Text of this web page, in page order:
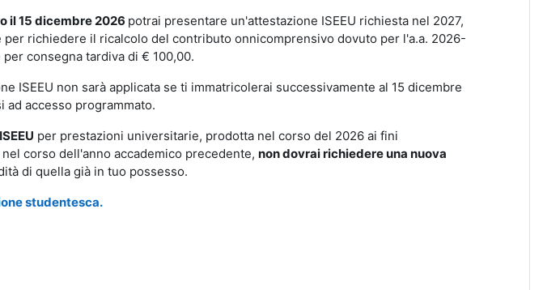
il 15 dicembre 2026 potrai presentare un'attestazione ISEEU richiesta nel 2027,
richiedere il ricalcolo del contributo onnicomprensivo dovuto per l'a.a. 2026-
consegna tardiva di € 100,00.
ISEEU non sarà applicata se ti immatricolerai successivamente al 15 dicembre
accesso programmato.
per prestazioni universitarie, prodotta nel corso del 2026 ai fini
corso dell'anno accademico precedente, non dovrai richiedere una nuova
di quella già in tuo possesso.
studentesca.